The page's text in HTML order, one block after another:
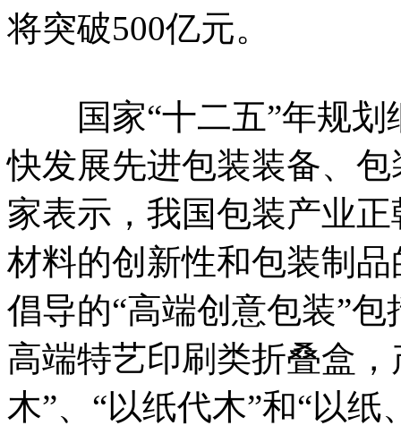
将突破500亿元。
国家“十二五”年规划
快发展先进包装装备、
家表示，我国包装产业
材料的创新性和包装制
倡导的“高端创意包装”
高端特艺印刷类折叠盒
木”、“以纸代木”和“以